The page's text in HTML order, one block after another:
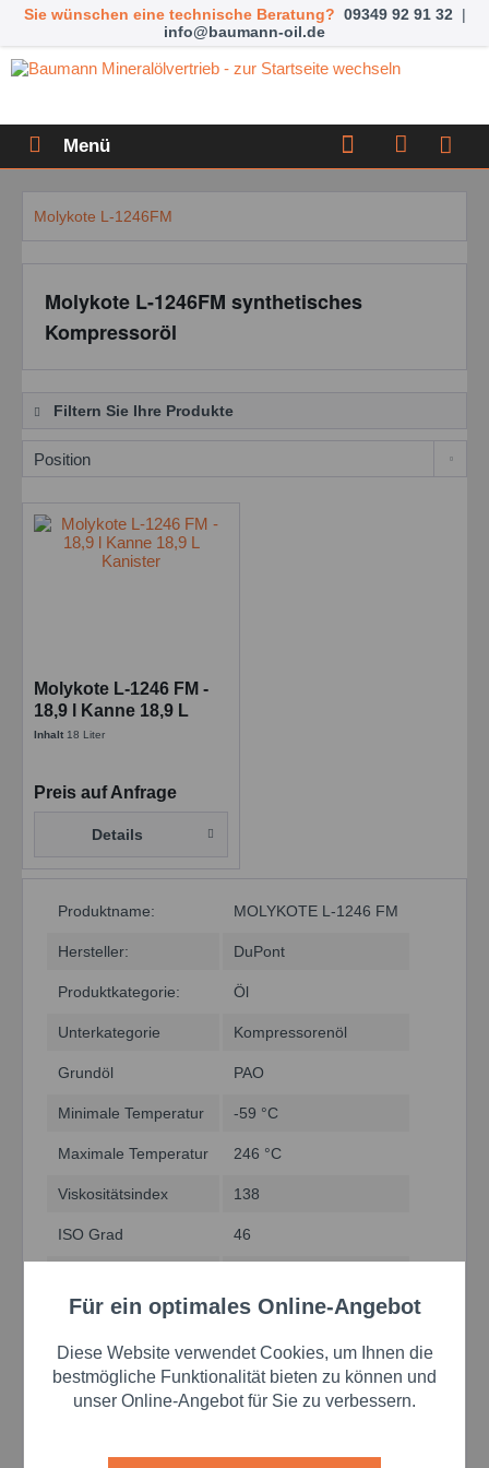
Sie wünschen eine technische Beratung? 09349 92 91 32 |
info@baumann-oil.de
Menü
Molykote L-1246FM
Molykote L-1246FM synthetisches
Kompressoröl
Filtern Sie Ihre Produkte
Molykote L-1246 FM -
18,9 l Kanne 18,9 L
Kanister
Inhalt 18 Liter
Preis auf Anfrage
Details
Produktname: MOLYKOTE L-1246 FM
Hersteller: DuPont
Produktkategorie: Öl
Unterkategorie Kompressorenöl
Grundöl PAO
Minimale Temperatur -59 °C
Maximale Temperatur 246 °C
Viskositätsindex 138
ISO Grad 46
7,9 cSt
Semi-Synthetisches PAO; NSF H1; Niedrigere
allgemeine Wartungskosten; Größerer
Funktionale Aktiv
Marketing Aktiv
Für ein optimales Online-Angebot
Diese Website verwendet Cookies, um Ihnen die
bestmögliche Funktionalität bieten zu können und
unser Online-Angebot für Sie zu verbessern.